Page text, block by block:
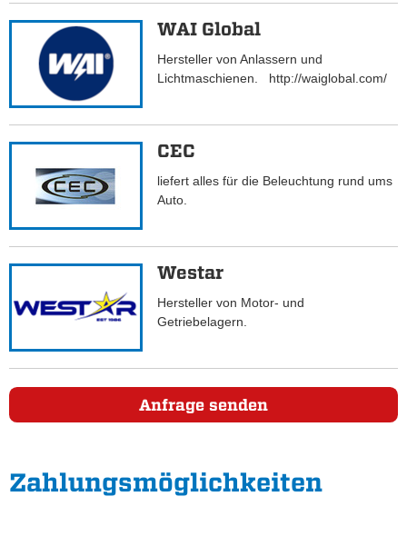
WAI Global
Hersteller von Anlassern und
Lichtmaschienen. http://waiglobal.com/
CEC
liefert alles für die Beleuchtung rund ums
Auto.
Westar
Hersteller von Motor- und
Getriebelagern.
Anfrage senden
Zahlungs­möglichkeiten